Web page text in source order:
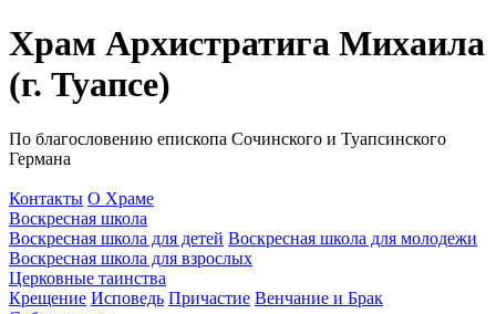
Храм Архистратига Михаила
(г. Туапсе)
По благословению епископа Сочинского и Туапсинского
Германа
Контакты О Храме
Воскресная школа
Воскресная школа для детей Воскресная школа для молодежи
Воскресная школа для взрослых
Церковные таинства
Крещение Исповедь Причастие Венчание и Брак